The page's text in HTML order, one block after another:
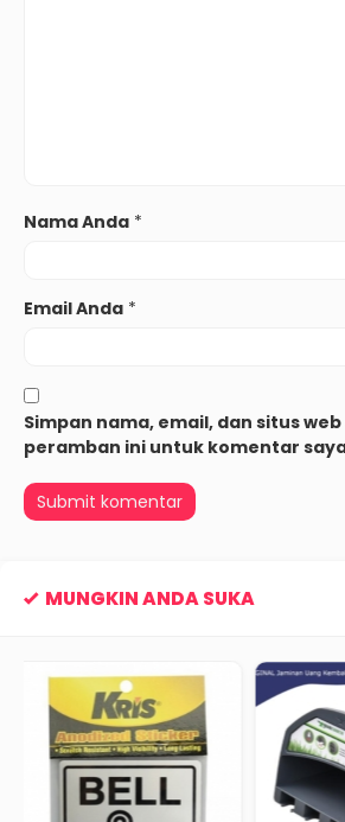
Nama Anda *
Email Anda *
Simpan nama, email, dan situs
peramban ini untuk komentar
MUNGKIN ANDA SUKA